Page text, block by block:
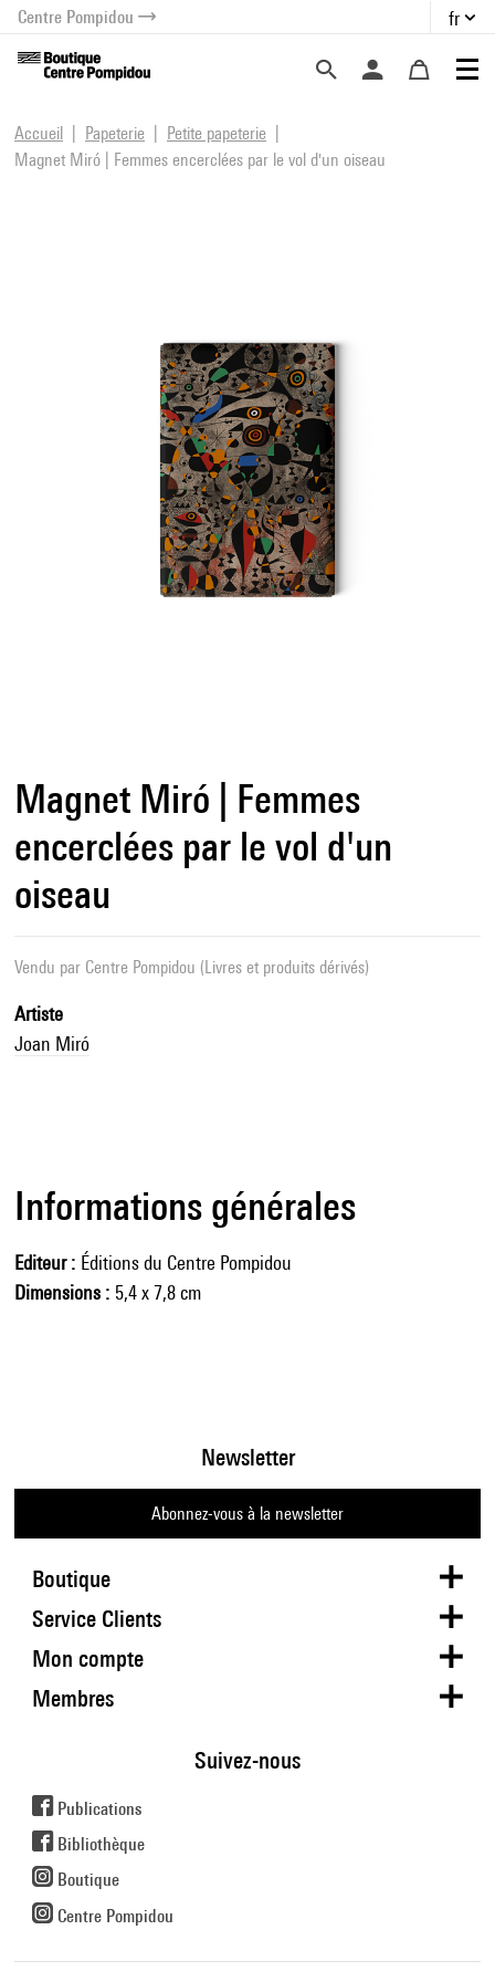
menu
contenu
Centre Pompidou fr
Accueil Papeterie
Petite papeterie
Magnet Miró | Femmes encerclées par le vol d'un oiseau
Magnet Miró | Femmes
encerclées par le vol d'un
oiseau
Vendu par Centre Pompidou (Livres et produits dérivés)
Artiste
Joan Miró
Informations générales
Editeur
Éditions du Centre Pompidou
Dimensions
5,4 x 7,8 cm
Boutique
Newsletter
Abonnez-vous à la newsletter
Service Clients
Mon compte
Membres
Suivez-nous
Publications
Bibliothèque
Boutique
Centre Pompidou